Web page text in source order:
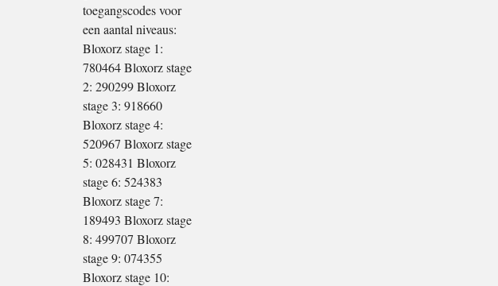
toegangscodes voor
een aantal niveaus:
Bloxorz stage 1:
780464 Bloxorz stage
2: 290299 Bloxorz
stage 3: 918660
Bloxorz stage 4:
520967 Bloxorz stage
5: 028431 Bloxorz
stage 6: 524383
Bloxorz stage 7:
189493 Bloxorz stage
8: 499707 Bloxorz
stage 9: 074355
Bloxorz stage 10: